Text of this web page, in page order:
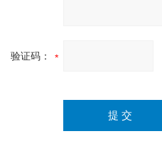
验证码：